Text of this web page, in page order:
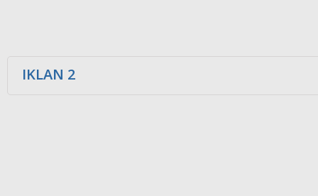
IKLAN 2